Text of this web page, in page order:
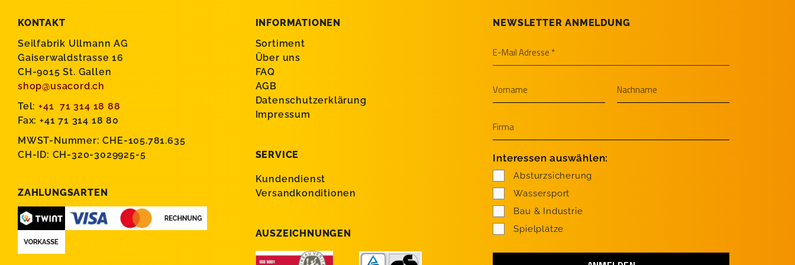
KONTAKT
Seilfabrik Ullmann AG
Gaiserwaldstrasse 16
CH-9015 St. Gallen
shop@usacord.ch
Tel: +41 71 314 18 88
Fax: +41 71 314 18 80
MWST-Nummer: CHE-105.781.635
CH-ID: CH-320-3029925-5
ZAHLUNGSARTEN
INFORMATIONEN
Sortiment
Über uns
FAQ
AGB
Datenschutzerklärung
Impressum
SERVICE
Kundendienst
Versandkonditionen
AUSZEICHNUNGEN
NEWSLETTER ANMELDUNG
Interessen auswählen:
Absturzsicherung
Wassersport
Bau & Industrie
Spielplätze